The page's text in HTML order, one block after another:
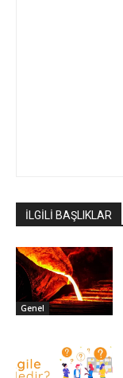
İLGİLİ BAŞLIKLAR
Genel